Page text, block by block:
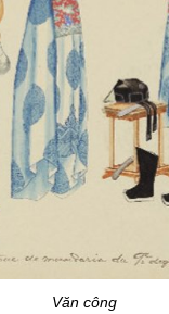
Văn công